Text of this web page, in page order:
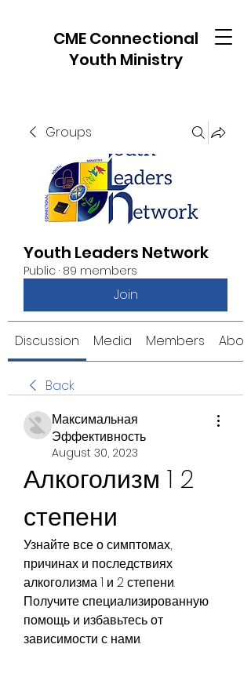
CME Connectional
Youth Ministry
Groups
Youth Leaders Network
Public · 89 members
Join
Discussion Media Members About
Back
Максимальная
Эффективность
August 30, 2023
Алкоголизм 1 2
степени
Узнайте все о симптомах,
причинах и последствиях
алкоголизма 1 и 2 степени.
Получите специализированную
помощь и избавьтесь от
зависимости с нами.